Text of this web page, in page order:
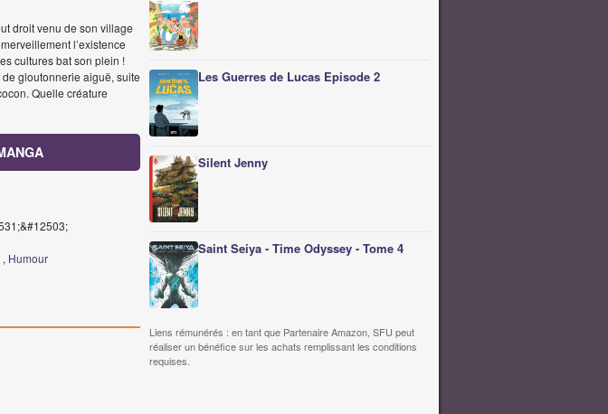
droit venu de son village
l’existence
cultures bat son plein !
gloutonnerie aiguë, suite
Quelle créature
, Humour
Les Guerres de Lucas Episode 2
Silent Jenny
Saint Seiya - Time Odyssey - Tome 4
Liens rémunérés : en tant que Partenaire Amazon, SFU peut
réaliser un bénéfice sur les achats remplissant les conditions
requises.